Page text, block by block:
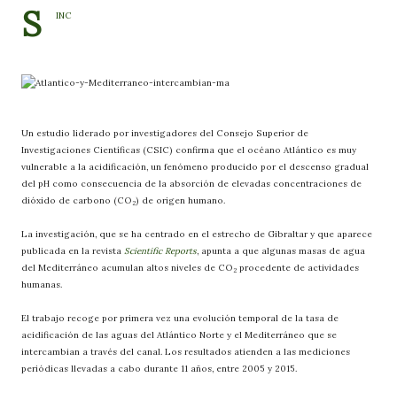
S INC
Un estudio liderado por investigadores del Consejo Superior de
Investigaciones Científicas (CSIC) confirma que el océano Atlántico es muy
vulnerable a la acidificación, un fenómeno producido por el descenso gradual
del pH como consecuencia de la absorción de elevadas concentraciones de
dióxido de carbono (CO 2) de origen humano.
La investigación, que se ha centrado en el estrecho de Gibraltar y que aparece
publicada en la revista Scientific Reports, apunta a que algunas masas de agua
del Mediterráneo acumulan altos niveles de CO 2 procedente de actividades
humanas.
El trabajo recoge por primera vez una evolución temporal de la tasa de
acidificación de las aguas del Atlántico Norte y el Mediterráneo que se
intercambian a través del canal. Los resultados atienden a las mediciones
periódicas llevadas a cabo durante 11 años, entre 2005 y 2015.